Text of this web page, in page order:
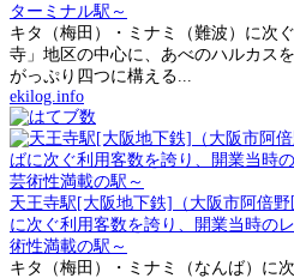
ターミナル駅～
キタ（梅田）・ミナミ（難波）に次
寺」地区の中心に、あべのハルカス
がっぷり四つに構える...
ekilog.info
天王寺駅[大阪地下鉄]（大阪市阿倍
に次ぐ利用客数を誇り、開業当時の
術性満載の駅～
キタ（梅田）・ミナミ（なんば）に